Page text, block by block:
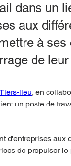
dans un
aux
à ses
de
lieu, en
un poste de
d'entreprises aux
de propulser le